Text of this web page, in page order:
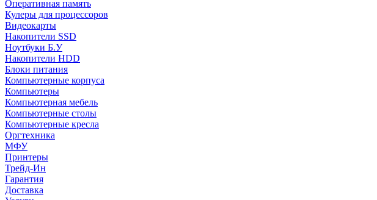
Оперативная память
Кулеры для процессоров
Видеокарты
Накопители SSD
Ноутбуки Б.У
Накопители HDD
Блоки питания
Компьютерные корпуса
Компьютеры
Компьютерная мебель
Компьютерные столы
Компьютерные кресла
Оргтехника
МФУ
Принтеры
Трейд-Ин
Гарантия
Доставка